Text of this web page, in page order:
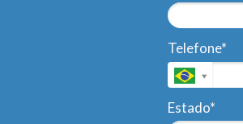
Telefone*
Estado*